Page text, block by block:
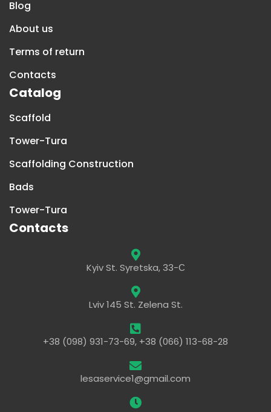
Blog
About us
Terms of return
Contacts
Catalog
Scaffold
Tower-Tura
Scaffolding Construction
Bads
Tower-Tura
Contacts
Kyiv St. Syretska, 33-С
Lviv 145 St. Zelena St.
+38 (098) 931-73-69, +38 (066) 113-68-28
lesaservice1@gmail.com